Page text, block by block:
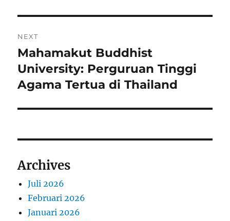
NEXT
Next
post:
Mahamakut Buddhist
University: Perguruan Tinggi
Agama Tertua di Thailand
Archives
Juli 2026
Februari 2026
Januari 2026